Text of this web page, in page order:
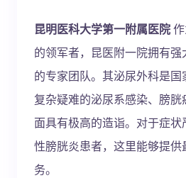
昆明医科大学第一附属医院
的领军者，昆医附一院拥有
的专家团队。其泌尿外科是
复杂疑难的泌尿系感染、膀
面具有极高的造诣。对于症
性膀胱炎患者，这里能够提
务。